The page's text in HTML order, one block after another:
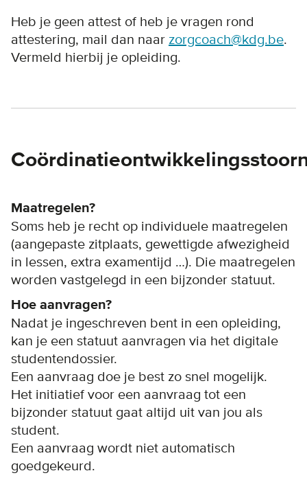
Heb je geen attest of heb je vragen rond
attestering, mail dan naar zorgcoach@kdg.be.
Vermeld hierbij je opleiding.
Maatregelen?
Soms heb je recht op individuele maatregelen
(aangepaste zitplaats, gewettigde afwezigheid
in lessen, extra examentijd …). Die maatregelen
worden vastgelegd in een bijzonder statuut.
Hoe aanvragen?
Nadat je ingeschreven bent in een opleiding,
kan je een statuut aanvragen via het digitale
studentendossier.
Een aanvraag doe je best zo snel mogelijk.
Het initiatief voor een aanvraag tot een
bijzonder statuut gaat altijd uit van jou als
student.
Een aanvraag wordt niet automatisch
goedgekeurd.